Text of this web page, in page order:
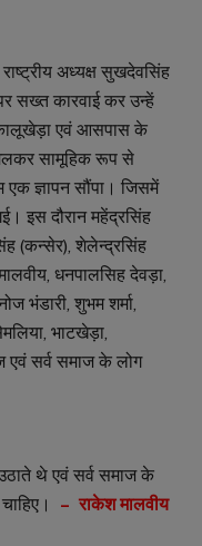
अध्यक्ष सुखदेवसिंह
पर सख्त कारवाई कर उन्हें
एवं आसपास के
सामूहिक रूप से
एक ज्ञापन सौंपा। जिसमें
इस दौरान महेंद्रसिंह
(कन्सेर), शेलेन्द्रसिंह
धनपालसिह देवड़ा,
भंडारी, शुभम शर्मा,
भाटखेड़ा,
एवं सर्व समाज के लोग
थे एवं सर्व समाज के
– राकेश मालवीय